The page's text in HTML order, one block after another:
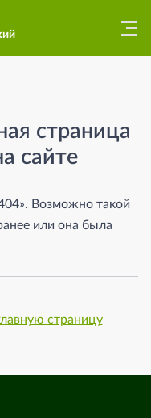
страница
сайте
Возможно такой
или она была
страницу